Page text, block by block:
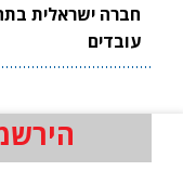
חברה ישראלית
עובדים